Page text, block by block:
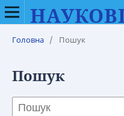
Головна / Пошук
Пошук